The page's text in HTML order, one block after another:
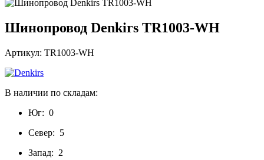
Шинопровод Denkirs TR1003-WH
Артикул: TR1003-WH
В наличии по складам:
Юг: 0
Север: 5
Запад: 2